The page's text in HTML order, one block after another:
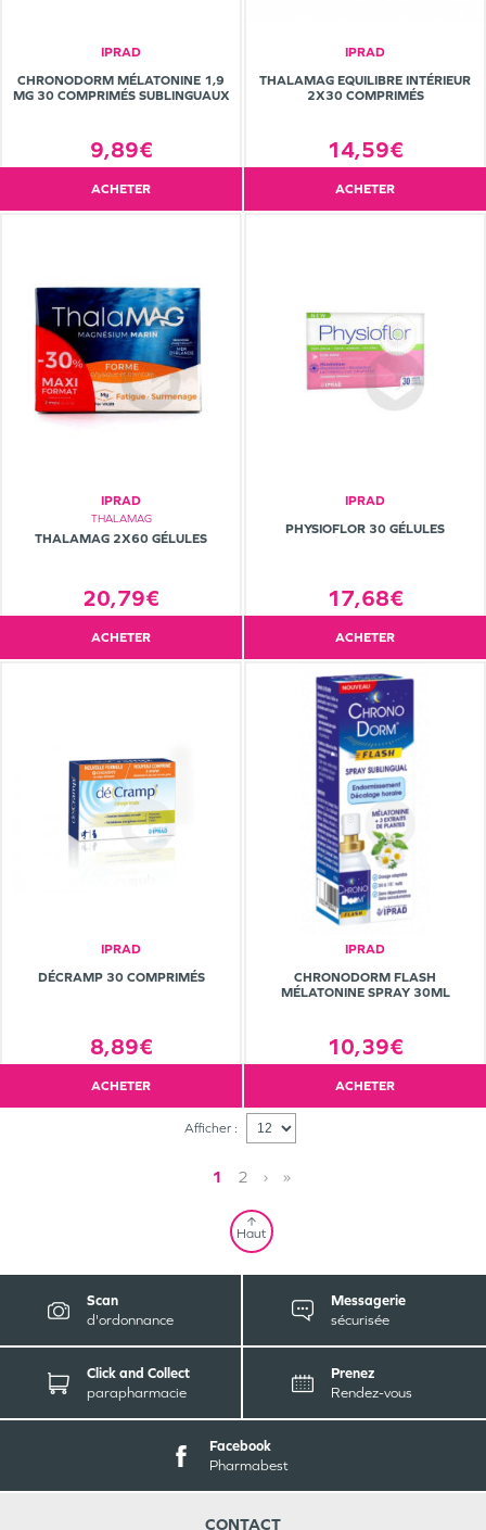
IPRAD
CHRONODORM MÉLATONINE 1,9
MG 30 COMPRIMÉS SUBLINGUAUX
9,89€
ACHETER
IPRAD
THALAMAG EQUILIBRE INTÉRIEUR
2X30 COMPRIMÉS
14,59€
ACHETER
IPRAD
THALAMAG
THALAMAG 2X60 GÉLULES
20,79€
ACHETER
IPRAD
PHYSIOFLOR 30 GÉLULES
17,68€
ACHETER
IPRAD
DÉCRAMP 30 COMPRIMÉS
8,89€
ACHETER
IPRAD
CHRONODORM FLASH
MÉLATONINE SPRAY 30ML
10,39€
ACHETER
Afficher :
1 2 › »
Haut
Scan
d'ordonnance
Messagerie
sécurisée
Click and Collect
parapharmacie
Prenez
Rendez-vous
Facebook
Pharmabest
CONTACT